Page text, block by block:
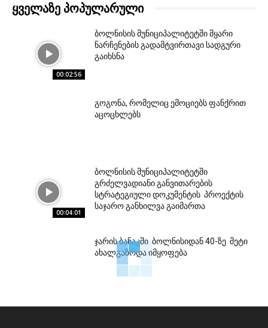
ᲧᲕᲔᲚᲐᲖᲔ ᲞᲝᲞᲣᲚᲐᲠᲣᲚᲘ
00:02:56
ბოლნისის მუნიციპალიტეტში მყარი
ნარჩენების გადამტვირთავი სადგური
გაიხსნა
გოგონა, რომელიც ემოციებს ფანქრით
აცოცხლებს
00:04:01
ბოლნისის მუნიციპალიტეტში
გრძელვადიანი განვითარების
სტრატეგიული დოკუმენტის პროექტის
საჯარო განხილვა გაიმართა
ჯარის ბანაკში ბოლნისიდან 40-ზე მეტი
ახალგაზრდა იმყოფება